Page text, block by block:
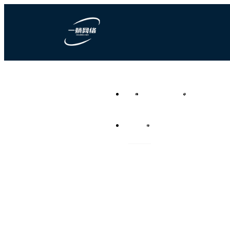
负责任的全网营销代运营公
首页 营销型网站建设 竞价推广代运
资讯频道